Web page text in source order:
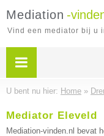
Mediation -
Vind een mediator bij u
U bent nu hier: Home »
Mediator Eleveld
Mediation-vinden.nl bevat